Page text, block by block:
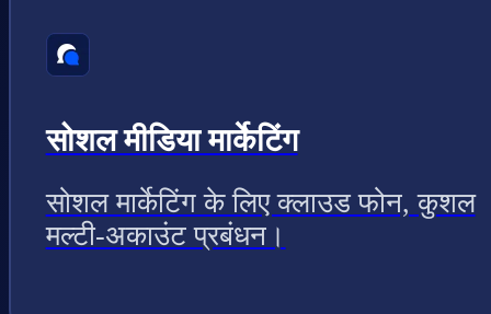
सोशल मीडिया मार्केटिंग
सोशल मार्केटिंग के लिए क्लाउड फोन, कुशल
मल्टी-अकाउंट प्रबंधन।